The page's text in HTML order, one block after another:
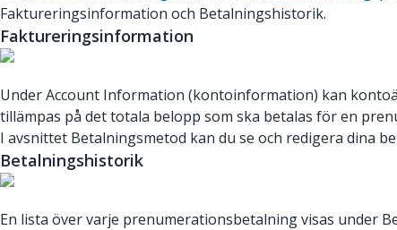
Faktureringsinformation och Betalningshistorik.
Faktureringsinformation
Under Account Information (kontoinformation) kan
tillämpas på det totala belopp som ska betalas för en
I avsnittet Betalningsmetod kan du se och redigera dina
Betalningshistorik
En lista över varje prenumerationsbetalning visas under